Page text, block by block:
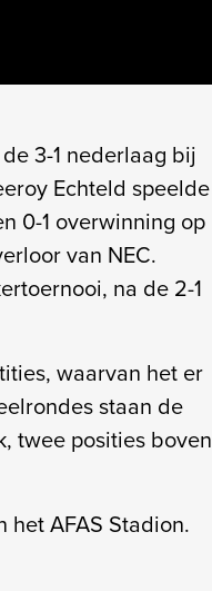
3-1 nederlaag bij
Echteld speelde
0-1 overwinning op
van NEC.
na de 2-1
waarvan het er
staan de
twee posities boven
het AFAS Stadion.